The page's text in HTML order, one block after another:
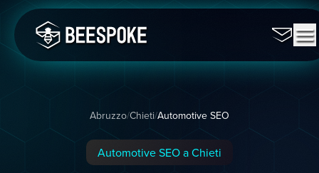
Abruzzo/Chieti/Automotive SEO
Automotive SEO a Chieti